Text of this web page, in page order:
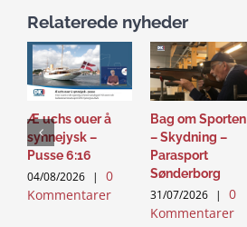
Relaterede nyheder
Æ uchs ouer å
synnejysk –
Pusse 6:16
04/08/2026 |
0
Kommentarer
Bag om Sporten
– Skydning –
Parasport
Sønderborg
31/07/2026 |
0
Kommentarer